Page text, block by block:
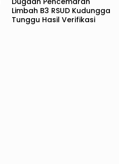
Limbah B3 RSUD Kudungga
Tunggu Hasil Verifikasi